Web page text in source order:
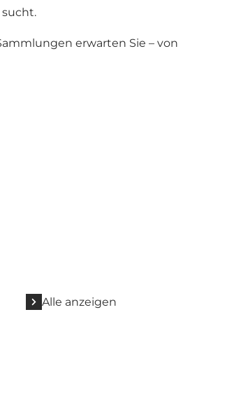
erwarten Sie – von
Alle anzeigen